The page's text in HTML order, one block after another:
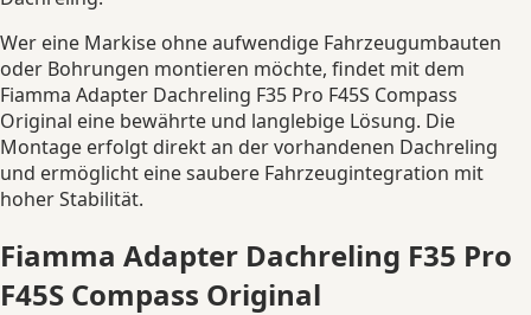
Wer eine Markise ohne aufwendige Fahrzeugumbauten
oder Bohrungen montieren möchte, findet mit dem
Fiamma Adapter Dachreling F35 Pro F45S Compass
Original eine bewährte und langlebige Lösung. Die
Montage erfolgt direkt an der vorhandenen Dachreling
und ermöglicht eine saubere Fahrzeugintegration mit
hoher Stabilität.
Fiamma Adapter Dachreling F35 Pro
F45S Compass Original